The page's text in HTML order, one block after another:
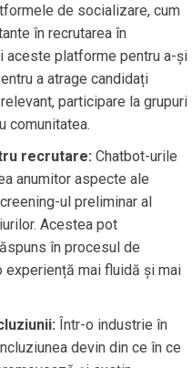
de socializare, cum
în recrutarea în
aceste platforme pentru a-și
a atrage candidați
participare la grupuri
comunitatea.
recrutare: Chatbot-urile
anumitor aspecte ale
ul preliminar al
Acestea pot
în procesul de
experiență mai fluidă și mai
Într-o industrie în
devin din ce în ce